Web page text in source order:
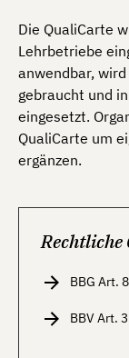
Die QualiCarte
Lehrbetriebe
anwendbar,
gebraucht und
eingesetzt.
QualiCarte um
ergänzen.
BBG Art. 8
BBV Art. 3